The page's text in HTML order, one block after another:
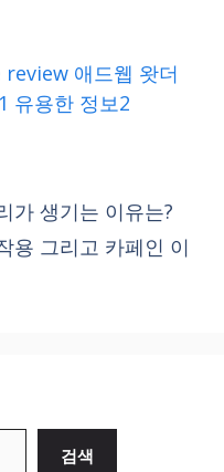
애드웹 왓더
유용한 정보2
가 생기는 이유는?
용 그리고 카페인 이
검색